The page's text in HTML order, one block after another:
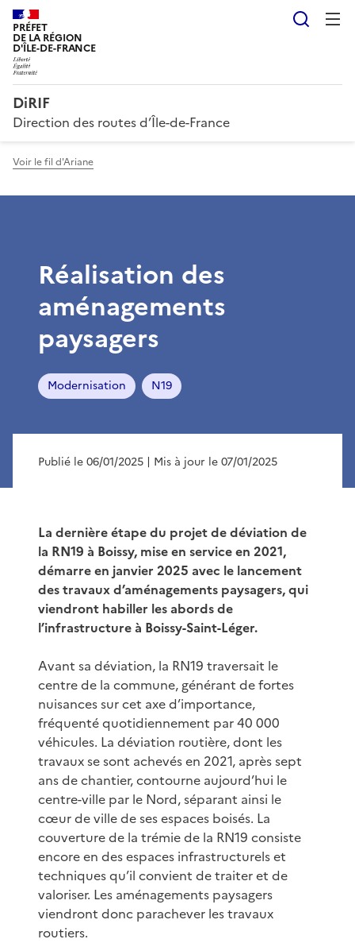
PRÉFET
DE LA RÉGION
D'ÎLE-DE-FRANCE
DiRIF
Direction des routes d’Île-de-France
Voir le fil d'Ariane
Réalisation des
aménagements
paysagers
Modernisation N19
Publié le 06/01/2025 | Mis à jour le 07/01/2025
La dernière étape du projet de déviation de
la RN19 à Boissy, mise en service en 2021,
démarre en janvier 2025 avec le lancement
des travaux d’aménagements paysagers, qui
viendront habiller les abords de
l’infrastructure à Boissy-Saint-Léger.
Avant sa déviation, la RN19 traversait le
centre de la commune, générant de fortes
nuisances sur cet axe d’importance,
fréquenté quotidiennement par 40 000
véhicules. La déviation routière, dont les
travaux se sont achevés en 2021, après sept
ans de chantier, contourne aujourd’hui le
centre-ville par le Nord, séparant ainsi le
cœur de ville de ses espaces boisés. La
couverture de la trémie de la RN19 consiste
encore en des espaces infrastructurels et
techniques qu’il convient de traiter et de
valoriser. Les aménagements paysagers
viendront donc parachever les travaux
routiers.